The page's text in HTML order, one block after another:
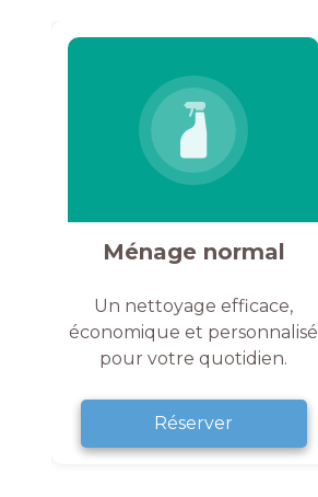
Ménage normal
Un nettoyage efficace,
économique et personnalisé
pour votre quotidien.
Réserver